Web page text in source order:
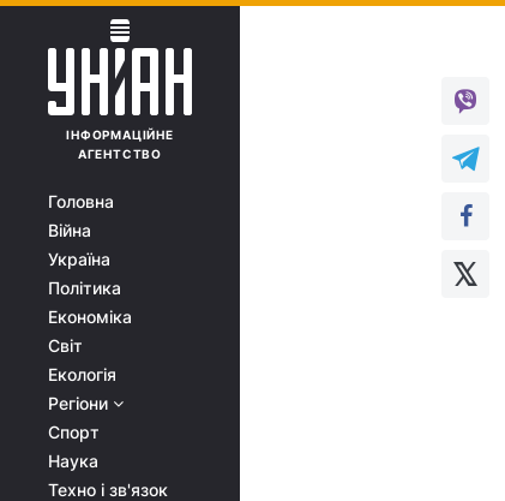
ІНФОРМАЦІЙНЕ
АГЕНТСТВО
Головна
Війна
Україна
Політика
Економіка
Світ
Екологія
Регіони
Спорт
Наука
Техно і зв'язок